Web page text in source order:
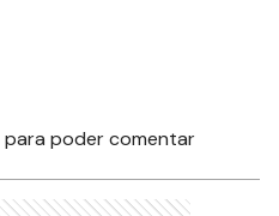
para poder comentar